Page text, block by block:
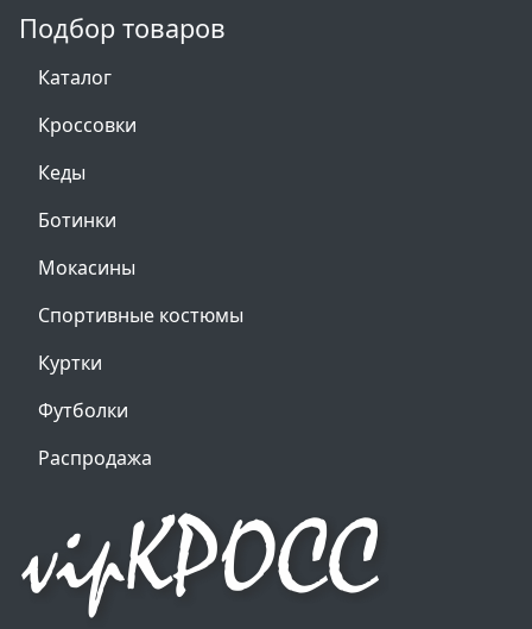
Подбор товаров
Каталог
Кроссовки
Кеды
Ботинки
Мокасины
Спортивные костюмы
Куртки
Футболки
Распродажа